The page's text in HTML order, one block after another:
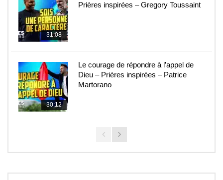
31:08
Prières inspirées – Gregory Toussaint
30:12
Le courage de répondre à l’appel de
Dieu – Prières inspirées – Patrice
Martorano